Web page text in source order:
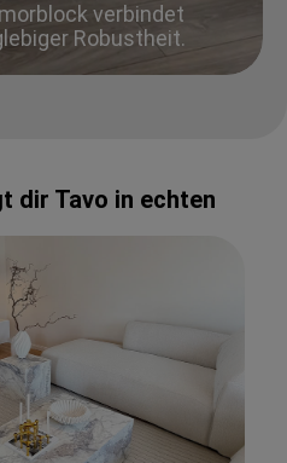
verbindet
Robustheit.
dir Tavo in echten